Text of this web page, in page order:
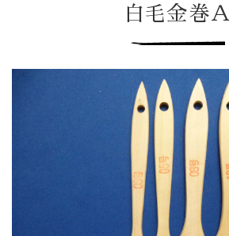
白毛金巻Ａ